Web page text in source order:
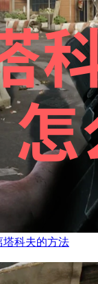
科夫的方法